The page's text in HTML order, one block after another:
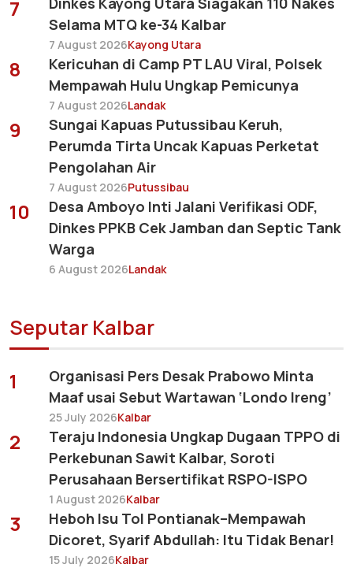
7
Selama MTQ ke-34 Kalbar
7 August 2026Kayong Utara
8
Kericuhan di Camp PT LAU Viral, Polsek
Mempawah Hulu Ungkap Pemicunya
7 August 2026Landak
9
Sungai Kapuas Putussibau Keruh,
Perumda Tirta Uncak Kapuas Perketat
Pengolahan Air
7 August 2026Putussibau
10
Desa Amboyo Inti Jalani Verifikasi ODF,
Dinkes PPKB Cek Jamban dan Septic Tank
Warga
6 August 2026Landak
Seputar Kalbar
1
Organisasi Pers Desak Prabowo Minta
Maaf usai Sebut Wartawan ‘Londo Ireng’
25 July 2026Kalbar
2
Teraju Indonesia Ungkap Dugaan TPPO di
Perkebunan Sawit Kalbar, Soroti
Perusahaan Bersertifikat RSPO-ISPO
1 August 2026Kalbar
3
Heboh Isu Tol Pontianak–Mempawah
Dicoret, Syarif Abdullah: Itu Tidak Benar!
15 July 2026Kalbar